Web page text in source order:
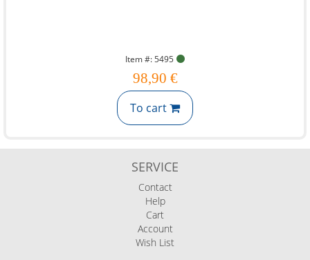
Item #: 5495
98,90 €
To cart
SERVICE
Contact
Help
Cart
Account
Wish List